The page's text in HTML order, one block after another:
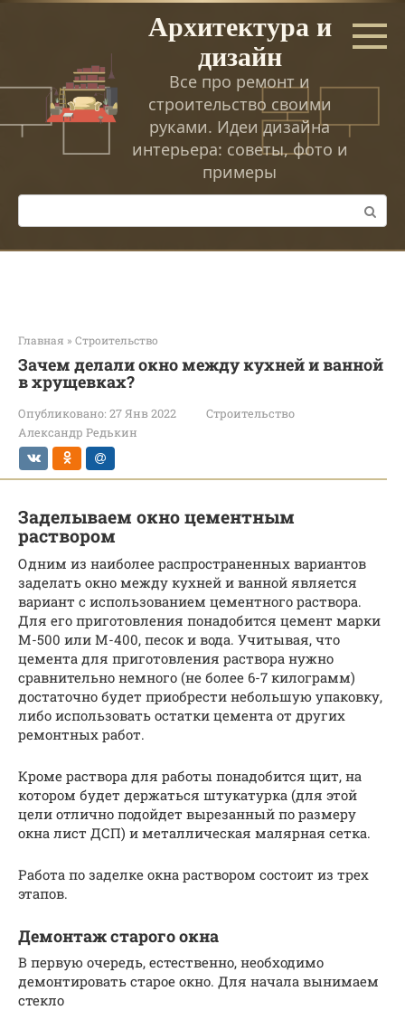
Перейти
Архитектура и
дизайн
Все про ремонт и
строительство своими
руками. Идеи дизайна
интерьера: советы, фото и
примеры
Поиск:
Главная » Строительство
Зачем делали окно между кухней и ванной
в хрущевках?
Опубликовано: 27 Янв 2022
Строительство
Александр Редькин
Заделываем окно цементным
раствором
Одним из наиболее распространенных вариантов
заделать окно между кухней и ванной является
вариант с использованием цементного раствора.
Для его приготовления понадобится цемент марки
М-500 или М-400, песок и вода. Учитывая, что
цемента для приготовления раствора нужно
сравнительно немного (не более 6-7 килограмм)
достаточно будет приобрести небольшую упаковку,
либо использовать остатки цемента от других
ремонтных работ.
Кроме раствора для работы понадобится щит, на
котором будет держаться штукатурка (для этой
цели отлично подойдет вырезанный по размеру
окна лист ДСП) и металлическая малярная сетка.
Работа по заделке окна раствором состоит из трех
этапов.
Демонтаж старого окна
В первую очередь, естественно, необходимо
демонтировать старое окно. Для начала вынимаем
стекло